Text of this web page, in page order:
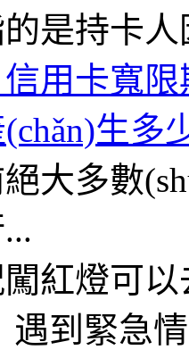
是持卡
信用卡寬
(chǎn)生
大多數
紅燈可
遇到緊急